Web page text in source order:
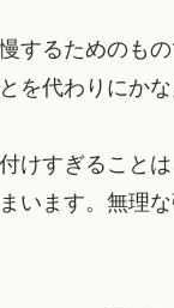
するためのも
を代わりにか
けすぎること
います。無理